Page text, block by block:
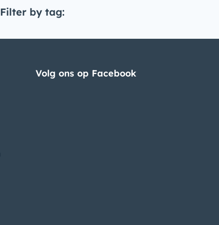
Filter by tag:
Volg ons op Facebook